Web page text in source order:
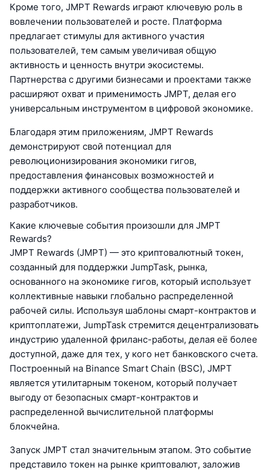
Кроме того, JMPT Rewards играют ключевую роль в
вовлечении пользователей и росте. Платформа
предлагает стимулы для активного участия
пользователей, тем самым увеличивая общую
активность и ценность внутри экосистемы.
Партнерства с другими бизнесами и проектами также
расширяют охват и применимость JMPT, делая его
универсальным инструментом в цифровой экономике.
Благодаря этим приложениям, JMPT Rewards
демонстрируют свой потенциал для
революционизирования экономики гигов,
предоставления финансовых возможностей и
поддержки активного сообщества пользователей и
разработчиков.
Какие ключевые события произошли для JMPT
Rewards?
JMPT Rewards (JMPT) — это криптовалютный токен,
созданный для поддержки JumpTask, рынка,
основанного на экономике гигов, который использует
коллективные навыки глобально распределенной
рабочей силы. Используя шаблоны смарт-контрактов и
криптоплатежи, JumpTask стремится децентрализовать
индустрию удаленной фриланс-работы, делая её более
доступной, даже для тех, у кого нет банковского счета.
Построенный на Binance Smart Chain (BSC), JMPT
является утилитарным токеном, который получает
выгоду от безопасных смарт-контрактов и
распределенной вычислительной платформы
блокчейна.
Запуск JMPT стал значительным этапом. Это событие
представило токен на рынке криптовалют, заложив